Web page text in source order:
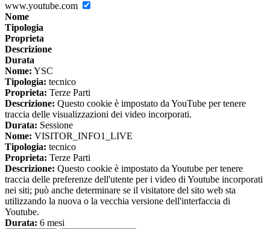
www.youtube.com
Nome
Tipologia
Proprieta
Descrizione
Durata
Nome: YSC
Tipologia: tecnico
Proprieta: Terze Parti
Descrizione: Questo cookie è impostato da YouTube per tenere
traccia delle visualizzazioni dei video incorporati.
Durata: Sessione
Nome: VISITOR_INFO1_LIVE
Tipologia: tecnico
Proprieta: Terze Parti
Descrizione: Questo cookie è impostato da Youtube per tenere
traccia delle preferenze dell'utente per i video di Youtube incorporati
nei siti; può anche determinare se il visitatore del sito web sta
utilizzando la nuova o la vecchia versione dell'interfaccia di
Youtube.
Durata: 6 mesi